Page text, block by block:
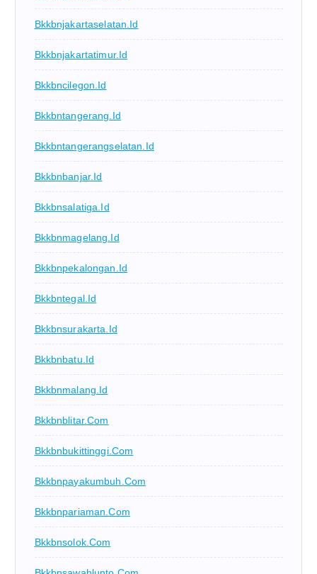
Bkkbnjakartaselatan.id
Bkkbnjakartatimur.id
Bkkbncilegon.id
Bkkbntangerang.id
Bkkbntangerangselatan.id
Bkkbnbanjar.id
Bkkbnsalatiga.id
Bkkbnmagelang.id
Bkkbnpekalongan.id
Bkkbntegal.id
Bkkbnsurakarta.id
Bkkbnbatu.id
Bkkbnmalang.id
Bkkbnblitar.com
Bkkbnbukittinggi.com
Bkkbnpayakumbuh.com
Bkkbnpariaman.com
Bkkbnsolok.com